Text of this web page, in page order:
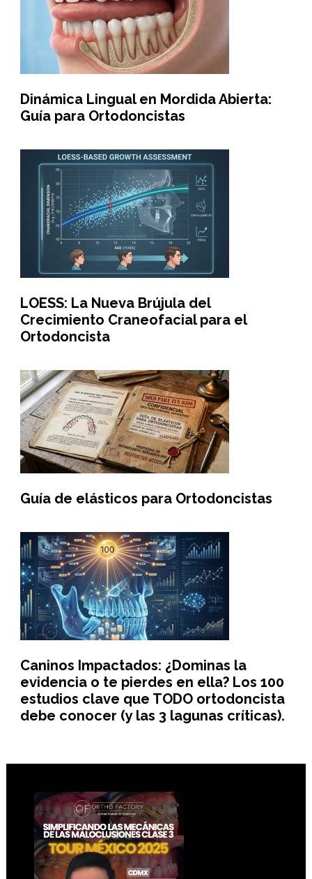
Dinámica Lingual en Mordida Abierta:
Guía para Ortodoncistas
LOESS: La Nueva Brújula del
Crecimiento Craneofacial para el
Ortodoncista
Guía de elásticos para Ortodoncistas
Caninos Impactados: ¿Dominas la
evidencia o te pierdes en ella? Los 100
estudios clave que TODO ortodoncista
debe conocer (y las 3 lagunas críticas).
Footer